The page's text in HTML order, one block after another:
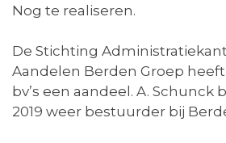
Nog te realiseren.
De Stichting
Aandelen Berden Groep
bv’s een aandeel. A. Schunck
2019 weer bestuurder bij